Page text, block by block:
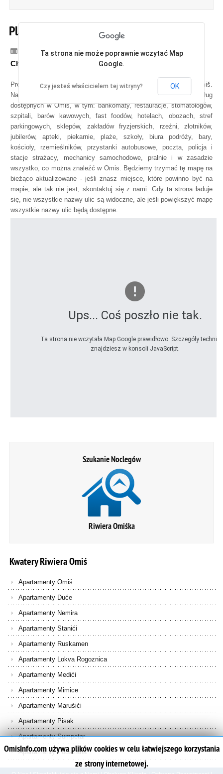
Plan miasta, mapa Omiśa
Kategoria:Witamy w Omiśu,
Chorwacja!
Prezentujemy najlepsze i najbardziej szczegółowy plan miasta Omiš.
Na tej ulicy mapie można znaleźć większość przedsiębiorstw i usług
dostępnych w Omis, w tym: bankomaty, restauracje, stomatologów,
szpitali, barów kawowych, fast foodów, hotelach, obozach, stref
parkingowych, sklepów, zakładów fryzjerskich, rzeźni, złotników,
jubilerów, apteki, piekarnie, plaże, szkoły, biura podróży, bary,
kościoły, rzemieślników, przystanki autobusowe, poczta, policja i
stacje strażacy, mechanicy samochodowe, pralnie i w zasadzie
wszystko, co można znaleźć w Omis. Będziemy trzymać tę mapę na
bieżąco aktualizowane - jeśli znasz miejsce, które powinno być na
mapie, ale tak nie jest, skontaktuj się z nami. Gdy ta strona ładuje
się, nie wszystkie nazwy ulic są widoczne, ale jeśli powiększyć mapę
wszystkie nazwy ulic będą dostępne.
Ups... Coś poszło nie tak.
Ta strona nie wczytała Map Google prawidłowo. Szczegóły
znajdziesz w konsoli JavaScript.
Ta strona nie może poprawnie wczytać Map
Google.
Czy jesteś właścicielem tej witryny? OK
Szukanie Noclegów
Riwiera Omiśka
KwateryRiwieraOmiś
Apartamenty Omiś
Apartamenty Duće
Apartamenty Nemira
Apartamenty Stanići
Apartamenty Ruskamen
Apartamenty Lokva Rogoznica
Apartamenty Medići
Apartamenty Mimice
Apartamenty Maruśići
Apartamenty Pisak
Apartamenty Sumpetar
Apartamenty Podstrana
OmisInfo.com używa plików cookies w celu łatwiejszego korzystania
ze strony internetowej.